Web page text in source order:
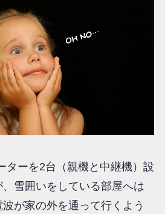
ターを2台（親機と中継機）設
雪囲いをしている部屋へは
が家の外を通って行くよう